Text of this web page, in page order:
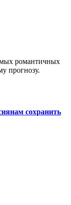
романтичных
прогнозу.
сохранить